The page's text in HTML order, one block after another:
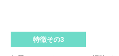
特徴その3